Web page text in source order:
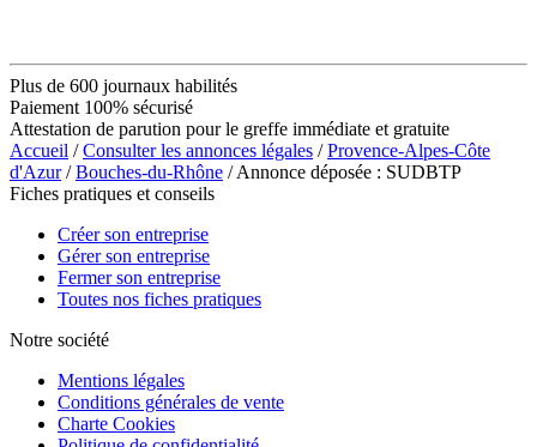
Plus de 600 journaux habilités
Paiement 100% sécurisé
Attestation de parution pour le greffe immédiate et gratuite
Accueil /Consulter les annonces légales /Provence-Alpes-Côte
d'Azur/Bouches-du-Rhône / Annonce déposée : SUDBTP
Fiches pratiques et conseils
Créer son entreprise
Gérer son entreprise
Fermer son entreprise
Toutes nos fiches pratiques
Notre société
Mentions légales
Conditions générales de vente
Charte Cookies